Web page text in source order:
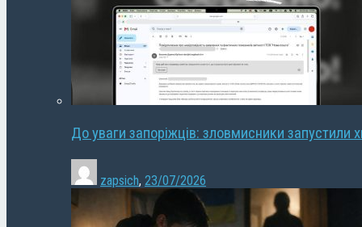
До уваги запоріжців: зловмисники запустили
zapsich, 23/07/2026